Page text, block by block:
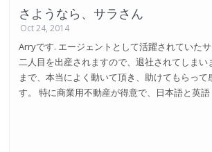
さようなら、サラさん
Oct 24, 2014
Arryです. エージェントとして活躍されていた
二人目を出産されますので、退社されてしまい
まで、本当によく動いて頂き、助けてもらって
す。 特に商業用不動産が得意で、日本語と英語